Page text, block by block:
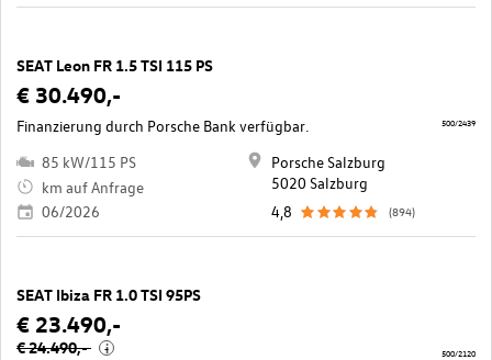
SEAT Leon FR 1.5 TSI 115 PS
€ 30.490,-
Finanzierung durch Porsche Bank verfügbar.
85 kW/115 PS
km auf Anfrage
06/2026
Porsche Salzburg
5020 Salzburg
4,8
(894)
500/2439
SEAT Ibiza FR 1.0 TSI 95PS
€ 23.490,-
€ 24.490,- i 500/2120